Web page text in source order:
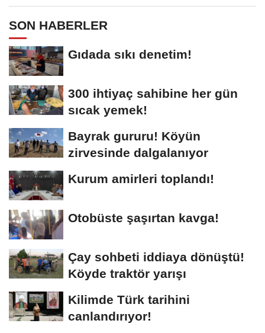
SON HABERLER
Gıdada sıkı denetim!
300 ihtiyaç sahibine her gün
sıcak yemek!
Bayrak gururu! Köyün
zirvesinde dalgalanıyor
Kurum amirleri toplandı!
Otobüste şaşırtan kavga!
Çay sohbeti iddiaya dönüştü!
Köyde traktör yarışı
Kilimde Türk tarihini
canlandırıyor!